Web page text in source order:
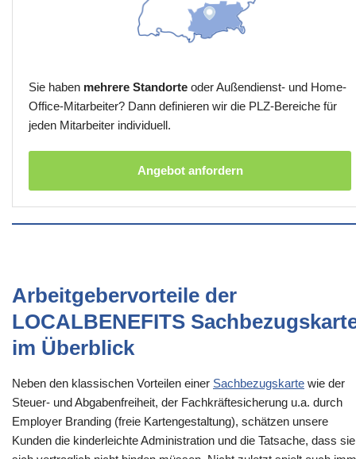
Sie haben mehrere Standorte oder Außendienst- und Home-
Office-Mitarbeiter? Dann definieren wir die PLZ-Bereiche für
jeden Mitarbeiter individuell.
Angebot anfordern
Arbeitgebervorteile der
LOCALBENEFITS
im Überblick
Neben den klassischen Vorteilen einer Sachbezugskarte wie der
Steuer- und Abgabenfreiheit, der Fachkräftesicherung u.a. durch
Employer Branding (freie Kartengestaltung), schätzen unsere
Kunden die kinderleichte Administration und die Tatsache, dass sie